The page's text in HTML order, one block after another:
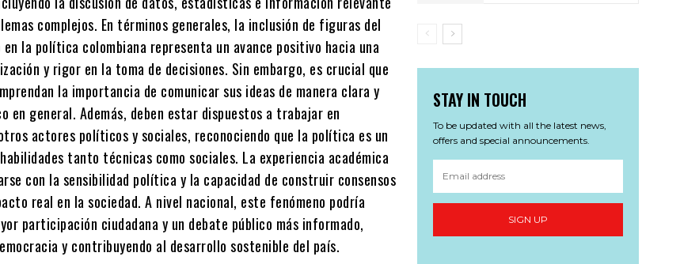
complejos. En términos generales, la inclusión de figuras del
la política colombiana representa un avance positivo hacia una
y rigor en la toma de decisiones. Sin embargo, es crucial que
la importancia de comunicar sus ideas de manera clara y
en general. Además, deben estar dispuestos a trabajar en
actores políticos y sociales, reconociendo que la política es un
tanto técnicas como sociales. La experiencia académica
con la sensibilidad política y la capacidad de construir consensos
real en la sociedad. A nivel nacional, este fenómeno podría
participación ciudadana y un debate público más informado,
y contribuyendo al desarrollo sostenible del país.
STAY IN TOUCH
To be updated with all the latest news,
offers and special announcements.
SIGN UP